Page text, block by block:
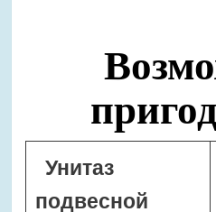
Унитаз
подвесной